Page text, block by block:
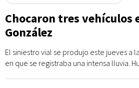
Chocaron tres vehículos
González
El siniestro vial se produjo este jueves a
en que se registraba una intensa lluvia.